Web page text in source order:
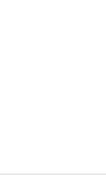
nel footer
i diritti
una